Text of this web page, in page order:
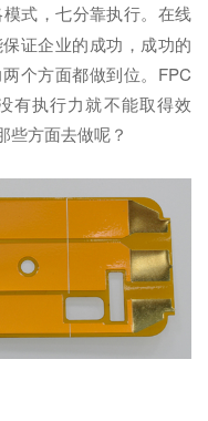
式，七分靠执行。在线
证企业的成功，成功的
个方面都做到位。FPC
有执行力就不能取得效
些方面去做呢？